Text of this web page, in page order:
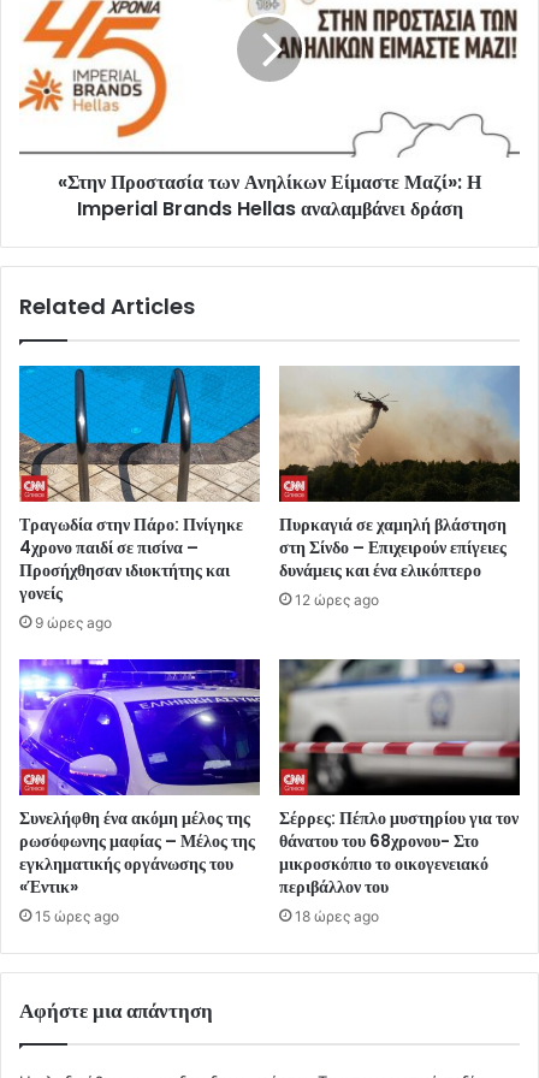
«Στην Προστασία των Ανηλίκων Είμαστε Μαζί»: Η
Imperial Brands Hellas αναλαμβάνει δράση
Related Articles
Τραγωδία στην Πάρο: Πνίγηκε
4χρονο παιδί σε πισίνα –
Προσήχθησαν ιδιοκτήτης και
γονείς
9 ώρες ago
Πυρκαγιά σε χαμηλή βλάστηση
στη Σίνδο – Επιχειρούν επίγειες
δυνάμεις και ένα ελικόπτερο
12 ώρες ago
Συνελήφθη ένα ακόμη μέλος της
ρωσόφωνης μαφίας – Μέλος της
εγκληματικής οργάνωσης του
«Έντικ»
15 ώρες ago
Σέρρες: Πέπλο μυστηρίου για τον
θάνατου του 68χρονου- Στο
μικροσκόπιο το οικογενειακό
περιβάλλον του
18 ώρες ago
Αφήστε μια απάντηση